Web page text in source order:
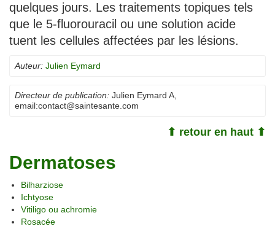
quelques jours. Les traitements topiques tels
que le 5-fluorouracil ou une solution acide
tuent les cellules affectées par les lésions.
Auteur: Julien Eymard
Directeur de publication: Julien Eymard A,
email:contact@saintesante.com
⬆ retour en haut ⬆
Dermatoses
Bilharziose
Ichtyose
Vitiligo ou achromie
Rosacée